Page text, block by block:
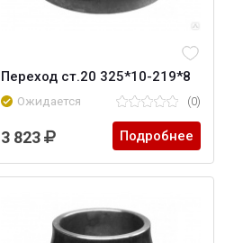
Переход ст.20 325*10-219*8
Ожидается (0)
3 823 Подробнее